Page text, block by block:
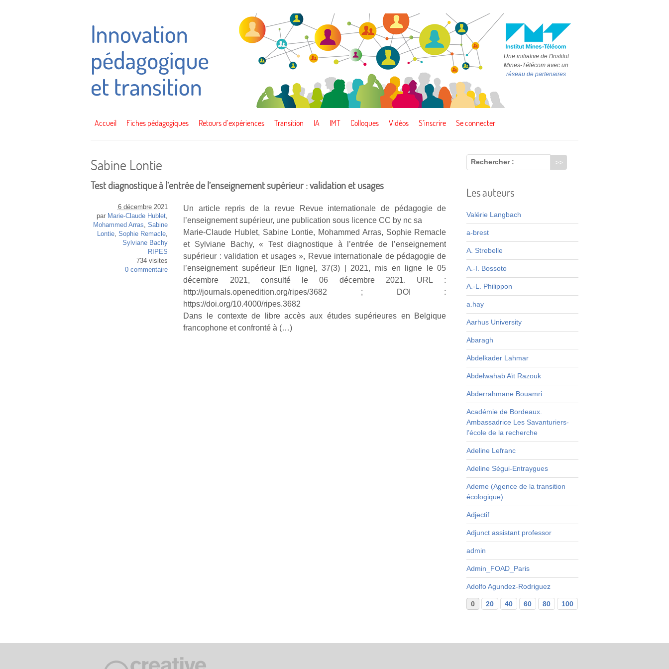
Une initiative de l'Institut
Mines-Télécom avec un
réseau de partenaires
Accueil Fiches pédagogiques Retours d’expériences Transition IA IMT Colloques Vidéos S’inscrire Se connecter
Sabine Lontie
Test diagnostique à l’entrée de l’enseignement supérieur : validation et usages
Un article repris de la revue Revue internationale de pédagogie de
l’enseignement supérieur, une publication sous licence CC by nc sa
Marie-Claude Hublet, Sabine Lontie, Mohammed Arras, Sophie Remacle
et Sylviane Bachy, « Test diagnostique à l’entrée de l’enseignement
supérieur : validation et usages », Revue internationale de pédagogie de
l’enseignement supérieur [En ligne], 37(3) | 2021, mis en ligne le 05
décembre 2021, consulté le 06 décembre 2021. URL :
http://journals.openedition.org/ripes/3682 ; DOI :
https://doi.org/10.4000/ripes.3682
Dans le contexte de libre accès aux études supérieures en Belgique
francophone et confronté à (…)
6 décembre 2021
par Marie-Claude Hublet,
Mohammed Arras
Sabine
Lontie, Sophie Remacle,
Sylviane Bachy
RIPES
734 visites
0 commentaire
Rechercher :
Les auteurs
Valérie Langbach
a-brest
A. Strebelle
A.-I. Bossoto
A.-L. Philippon
a.hay
Aarhus University
Abaragh
Abdelkader Lahmar
Abdelwahab Aït Razouk
Abderrahmane Bouamri
Académie de Bordeaux.
Ambassadrice Les Savanturiers-
l’école de la recherche
Adeline Lefranc
Adeline Ségui-Entraygues
Ademe (Agence de la transition
écologique)
Adjectif
Adjunct assistant professor
admin
Admin_FOAD_Paris
Adolfo Agundez-Rodriguez
0 20 40 60 80 100